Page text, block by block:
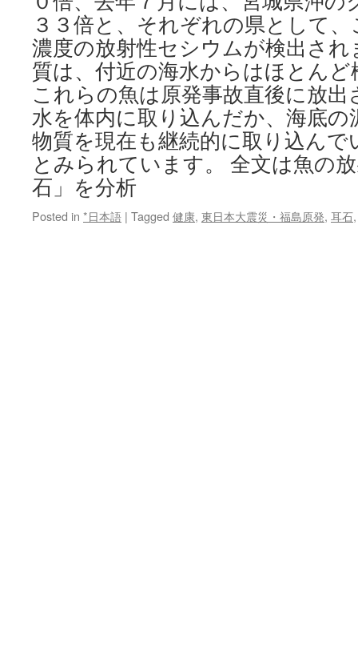
３３倍と、それぞれの県として
濃度の放射性セシウムが検出され
質は、付近の海水からはほとん
これらの魚は原発事故直後に放
水を体内に取り込んだか、海底の
物質を現在も継続的に取り込ん
とみられています。 全文は魚の
石」を分析
Posted in *日本語 | Tagged 健康, 東日本大震災・福島原発, 耳石